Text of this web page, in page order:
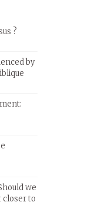
?
by
we
closer to